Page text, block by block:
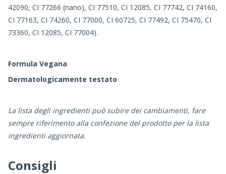
42090, CI 77266 (nano), CI 77510, CI 12085, CI 77742, CI 74160,
CI 77163, CI 74260, CI 77000, CI 60725, CI 77492, CI 75470, CI
73360, CI 12085, CI 77004).
Formula Vegana
Dermatologicamente testato
La lista degli ingredienti può subire dei cambiamenti, fare
sempre riferimento alla confezione del prodotto per la lista
ingredienti aggiornata.
Consigli